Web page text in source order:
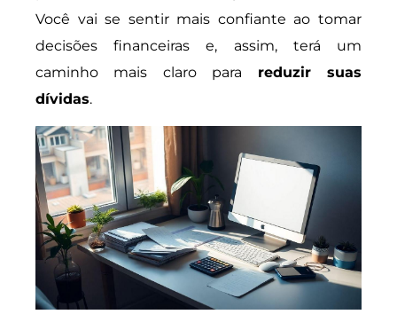
Você vai se sentir mais confiante ao tomar
decisões financeiras e, assim, terá um
caminho mais claro para reduzir suas
dívidas.